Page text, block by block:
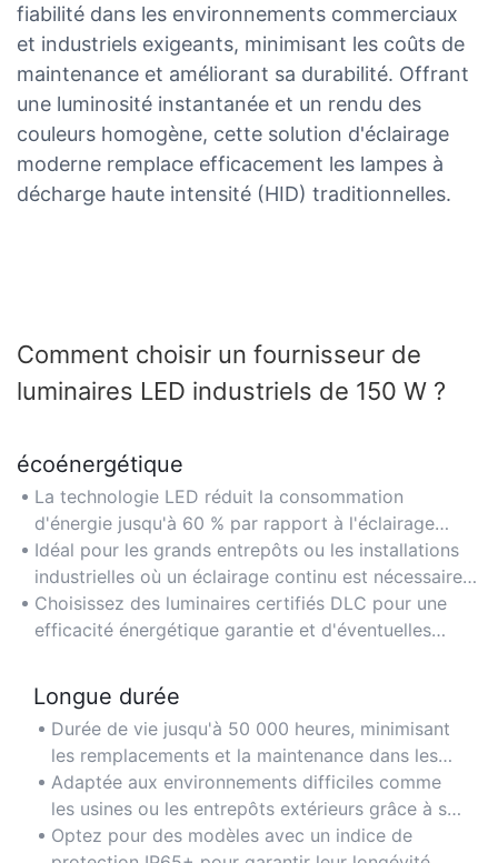
fiabilité dans les environnements commerciaux
et industriels exigeants, minimisant les coûts de
maintenance et améliorant sa durabilité. Offrant
une luminosité instantanée et un rendu des
couleurs homogène, cette solution d'éclairage
moderne remplace efficacement les lampes à
décharge haute intensité (HID) traditionnelles.
Comment choisir un fournisseur de
luminaires LED industriels de 150 W ?
écoénergétique
La technologie LED réduit la consommation
d'énergie jusqu'à 60 % par rapport à l'éclairage
traditionnel, ce qui diminue considérablement les
factures d'électricité.
Idéal pour les grands entrepôts ou les installations
industrielles où un éclairage continu est nécessaire
pendant de longues heures.
Choisissez des luminaires certifiés DLC pour une
efficacité énergétique garantie et d'éventuelles
Longue durée
Durée de vie jusqu'à 50 000 heures, minimisant
les remplacements et la maintenance dans les
zones à haut plafond ou difficiles d'accès.
Adaptée aux environnements difficiles comme
les usines ou les entrepôts extérieurs grâce à sa
construction robuste.
Optez pour des modèles avec un indice de